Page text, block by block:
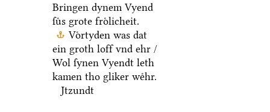
Bringen dynem Vyend
ſuͤs grote froͤlicheit.
Voͤrtyden was dat
ein groth loff vnd ehr /
Wol ſynen Vyendt leth
kamen tho gliker weͤhr.
Jtzundt